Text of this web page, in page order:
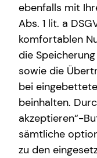
Kindervorsorge
Sach- und
Das tecis
in jeder
ebenfalls mit
Abs. 1 lit. a
komfortablen
die
sowie die
bei
beinhalten.
akzeptieren“-
sämtliche
zu den